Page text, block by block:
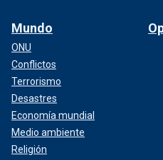
Mundo
ONU
Conflictos
Terrorismo
Desastres
Economía mundial
Medio ambiente
Religión